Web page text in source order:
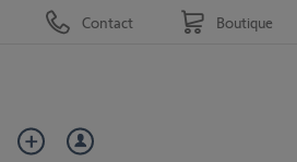
Contact Boutique